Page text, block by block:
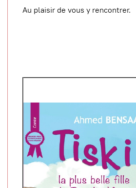
Au plaisir de vous y rencontrer.